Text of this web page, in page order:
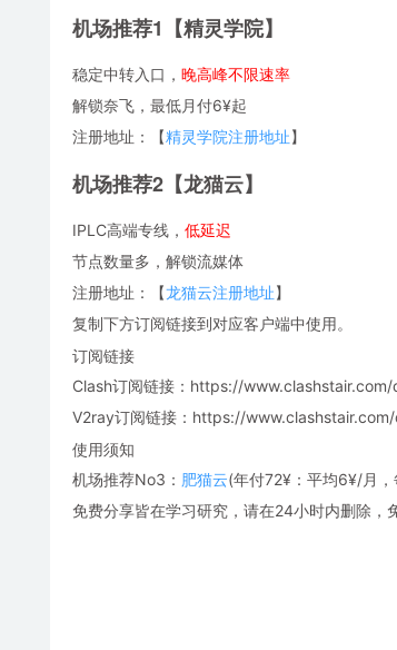
机场推荐1【精灵学院】
稳定中转入口， 晚高峰不限速率
解锁奈飞，最低月付6¥起
注册地址：【精灵学院注册地址】
机场推荐2【龙猫云】
IPLC高端专线， 低延迟
节点数量多，解锁流媒体
注册地址：【龙猫云注册地址】
复制下方订阅链接到对应客户端中使用。
订阅链接
Clash订阅链接：https://
V2ray订阅链接：https://
使用须知
机场推荐No3： 肥猫云(年付72¥：平均6¥/月
免费分享皆在学习研究，请在24小时内删除，